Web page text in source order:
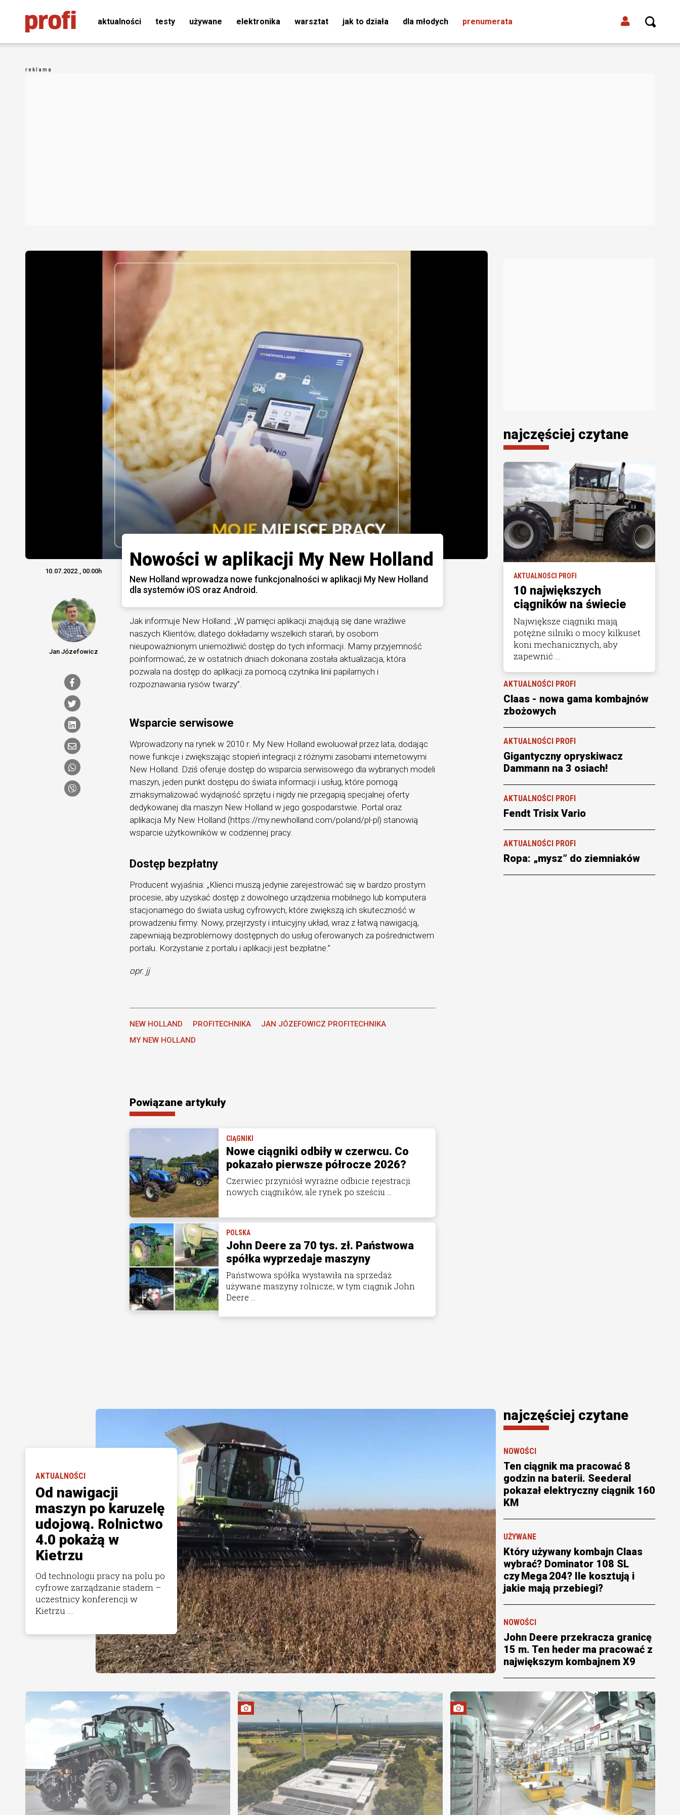
aktualności testy używane elektronika warsztat jak to działa dla młodych prenumerata
Nowości w aplikacji My New Holland
New Holland wprowadza nowe funkcjonalności w aplikacji My New Holland
dla systemów iOS oraz Android.
10.07.2022., 00:00h
Jan Józefowicz
Jak informuje New Holland: „W pamięci aplikacji znajdują się dane wrażliwe
naszych Klientów, dlatego dokładamy wszelkich starań, by osobom
nieupoważnionym uniemożliwić dostęp do tych informacji. Mamy przyjemność
poinformować, że w ostatnich dniach dokonana została aktualizacja, która
pozwala na dostęp do aplikacji za pomocą czytnika linii papilarnych i
rozpoznawania rysów twarzy”.
Wsparcie serwisowe
Wprowadzony na rynek w 2010 r. My New Holland ewoluował przez lata, dodając
nowe funkcje i zwiększając stopień integracji z różnymi zasobami internetowymi
New Holland. Dziś oferuje dostęp do wsparcia serwisowego dla wybranych modeli
maszyn, jeden punkt dostępu do świata informacji i usług, które pomogą
zmaksymalizować wydajność sprzętu i nigdy nie przegapią specjalnej oferty
dedykowanej dla maszyn New Holland w jego gospodarstwie. Portal oraz
aplikacja My New Holland (https://my.newholland.com/poland/pl-pl) stanowią
wsparcie użytkowników w codziennej pracy.
Dostęp bezpłatny
Producent wyjaśnia: „Klienci muszą jedynie zarejestrować się w bardzo prostym
procesie, aby uzyskać dostęp z dowolnego urządzenia mobilnego lub komputera
stacjonarnego do świata usług cyfrowych, które zwiększą ich skuteczność w
prowadzeniu firmy. Nowy, przejrzysty i intuicyjny układ, wraz z łatwą nawigacją,
zapewniają bezproblemowy dostępnych do usług oferowanych za pośrednictwem
portalu. Korzystanie z portalu i aplikacji jest bezpłatne.”
opr. jj
NEW HOLLAND PROFITECHNIKA
JAN JÓZEFOWICZ PROFITECHNIKA
MY NEW HOLLAND
Powiązane artykuły
CIĄGNIKI
Nowe ciągniki odbiły w czerwcu. Co
pokazało pierwsze półrocze 2026?
Czerwiec przyniósł wyraźne odbicie rejestracji
nowych ciągników, ale rynek po sześciu ...
POLSKA
John Deere za 70 tys. zł. Państwowa
spółka wyprzedaje maszyny
Państwowa spółka wystawiła na sprzedaż
używane maszyny rolnicze, w tym ciągnik John
Deere ...
najczęściej czytane
AKTUALNOŚCI PROFI
10 największych
ciągników na świecie
Największe ciągniki mają
potężne silniki o mocy kilkuset
koni mechanicznych, aby
zapewnić ...
AKTUALNOŚCI PROFI
Claas - nowa gama kombajnów
zbożowych
AKTUALNOŚCI PROFI
Gigantyczny opryskiwacz
Dammann na 3 osiach!
AKTUALNOŚCI PROFI
Fendt Trisix Vario
AKTUALNOŚCI PROFI
Ropa: „mysz” do ziemniaków
AKTUALNOŚCI
Od nawigacji
maszyn po karuzelę
udojową. Rolnictwo
4.0 pokażą w
Kietrzu
Od technologii pracy na polu po
cyfrowe zarządzanie stadem –
uczestnicy konferencji w
Kietrzu ...
najczęściej czytane
NOWOŚCI
Ten ciągnik ma pracować 8
godzin na baterii. Seederal
pokazał elektryczny ciągnik 160
KM
UŻYWANE
Który używany kombajn Claas
wybrać? Dominator 108 SL
czy Mega 204? Ile kosztują i
jakie mają przebiegi?
NOWOŚCI
John Deere przekracza granicę
15 m. Ten heder ma pracować z
największym kombajnem X9